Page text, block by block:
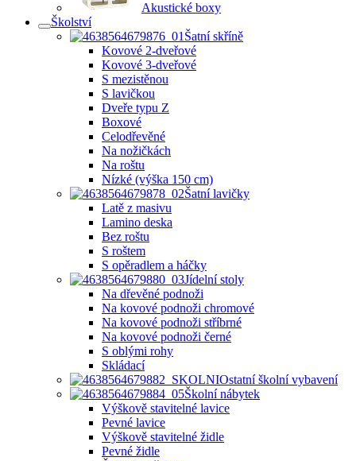
Akustické boxy
Školství
Šatní skříně
Kovové 2-dveřové
Kovové 3-dveřové
S mezistěnou
S lavičkou
Dveře typu Z
Boxové
Celodřevěné
Na nožičkách
Na roštu
Nízké (výška 150 cm)
Šatní lavičky
Latě z masivu
Lamino deska
Bez roštu
S roštem
S opěradlem a háčky
Jídelní stoly
Na dřevěné podnoži
Na kovové podnoži chromové
Na kovové podnoži stříbrné
Na kovové podnoži černé
S oblými rohy
Skládací
Ostatní školní vybavení
Školní nábytek
Výškově stavitelné lavice
Pevné lavice
Výškově stavitelné židle
Pevné židle